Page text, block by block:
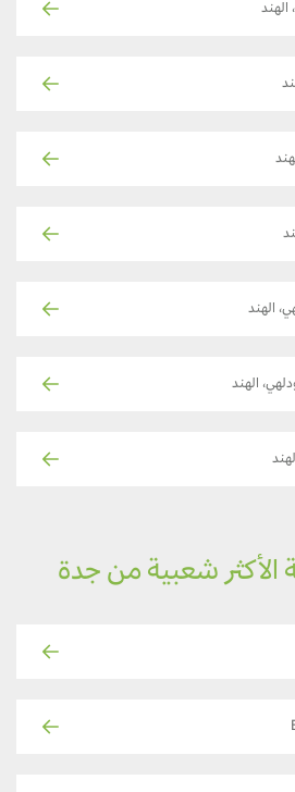
الأكثر شعبية من جدة